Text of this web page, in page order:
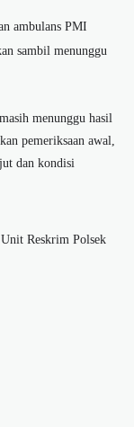
ambulans PMI
sambil menunggu
menunggu hasil
pemeriksaan awal,
dan kondisi
Unit Reskrim Polsek